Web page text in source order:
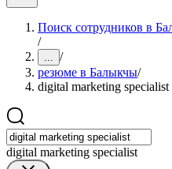
Поиск сотрудников в
/
... /
резюме в Балыкчы/
digital marketing specialist
digital marketing specialist